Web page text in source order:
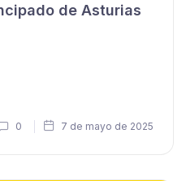
de Asturias
0 7 de mayo de 2025